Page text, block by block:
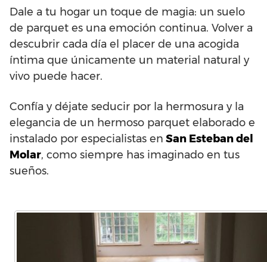
Dale a tu hogar un toque de magia: un suelo
de parquet es una emoción continua. Volver a
descubrir cada día el placer de una acogida
íntima que únicamente un material natural y
vivo puede hacer.
Confía y déjate seducir por la hermosura y la
elegancia de un hermoso parquet elaborado e
instalado por especialistas en San Esteban del
Molar, como siempre has imaginado en tus
sueños.